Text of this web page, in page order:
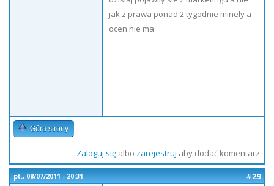
jak z prawa ponad 2 tygodnie minely a
ocen nie ma
Góra strony
Zaloguj sięalbo zarejestruj aby dodać komentarz
pt., 08/07/2011 - 20:31
#29